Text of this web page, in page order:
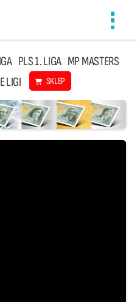
PLS 1. LIGA MP MASTERS
LIGI SKLEP